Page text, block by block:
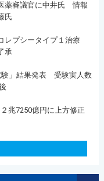
薬審議官に中井氏 情報
氏
プシータイプ１治療
承
」結果発表 受験実人数
兆7250億円に上方修正